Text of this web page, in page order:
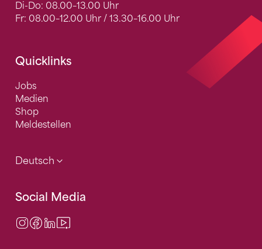
Di-Do: 08.00–13.00 Uhr
Fr: 08.00–12.00 Uhr / 13.30–16.00 Uhr
Quicklinks
Jobs
Medien
Shop
Meldestellen
Deutsch
Social Media
Instagram
Facebook
LinkedIn